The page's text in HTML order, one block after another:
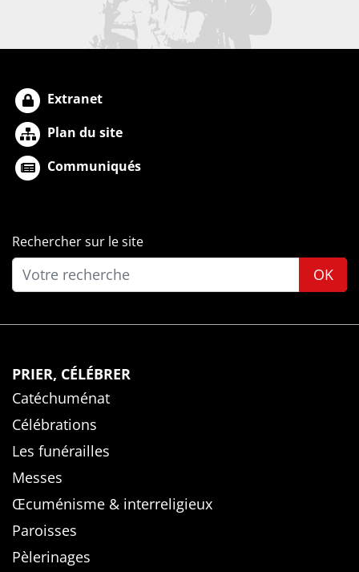
Extranet
Plan du site
Communiqués
Rechercher sur le site
OK
PRIER, CÉLÉBRER
Catéchuménat
Célébrations
Les funérailles
Messes
Œcuménisme & interreligieux
Paroisses
Pèlerinages